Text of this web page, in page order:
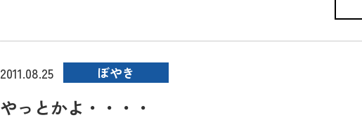
2011.08.25 ぼやき
やっとかよ・・・・